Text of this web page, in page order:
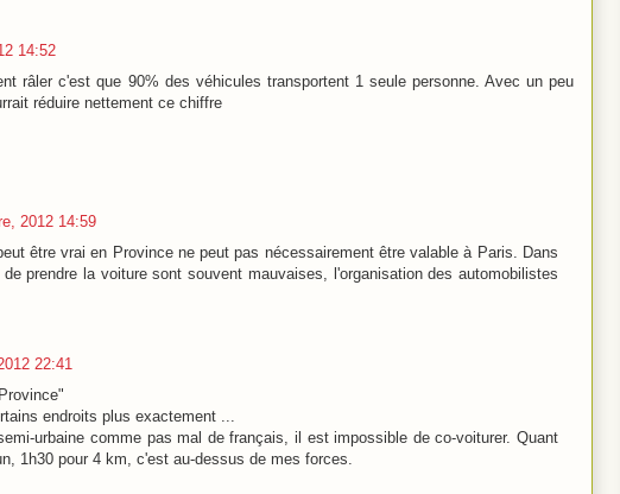
14:52
râler c'est que 90% des véhicules transportent 1 seule personne. Avec un peu
réduire nettement ce chiffre
2012 14:59
être vrai en Province ne peut pas nécessairement être valable à Paris. Dans
prendre la voiture sont souvent mauvaises, l'organisation des automobilistes
22:41
endroits plus exactement ...
urbaine comme pas mal de français, il est impossible de co-voiturer. Quant
1h30 pour 4 km, c'est au-dessus de mes forces.